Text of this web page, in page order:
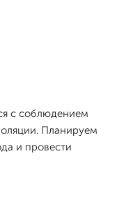
с соблюдением
Планируем
и провести